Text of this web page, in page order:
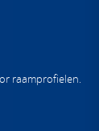
raamprofielen.